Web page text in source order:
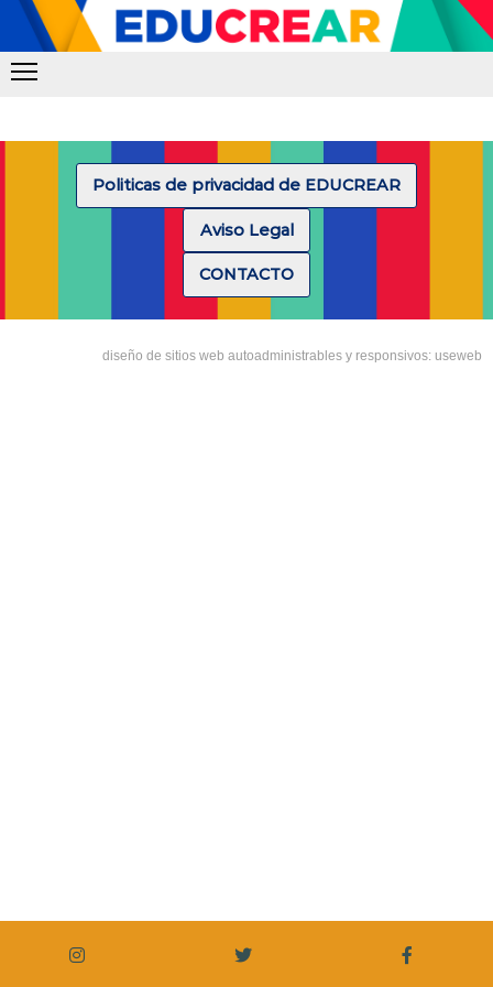
Politicas de privacidad de EDUCREAR
Aviso Legal
CONTACTO
diseño de sitios web autoadministrables y responsivos: useweb